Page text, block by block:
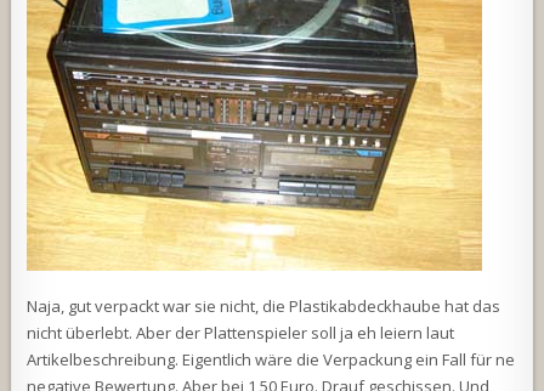
Naja, gut verpackt war sie nicht, die Plastikabdeckhaube hat das
nicht überlebt. Aber der Plattenspieler soll ja eh leiern laut
Artikelbeschreibung. Eigentlich wäre die Verpackung ein Fall für ne
negative Bewertung. Aber bei 1,50 Euro. Drauf geschissen. Und